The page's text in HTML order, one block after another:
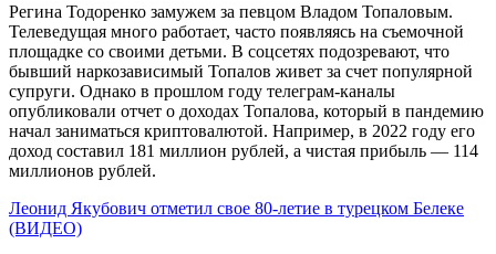
Регина Тодоренко замужем за певцом Владом Топаловым.
Телеведущая много работает, часто появляясь на съемочной
площадке со своими детьми. В соцсетях подозревают, что
бывший наркозависимый Топалов живет за счет популярной
супруги. Однако в прошлом году телеграм-каналы
опубликовали отчет о доходах Топалова, который в пандемию
начал заниматься криптовалютой. Например, в 2022 году его
доход составил 181 миллион рублей, а чистая прибыль — 114
миллионов рублей.
Леонид Якубович отметил свое 80-летие в турецком Белеке
(ВИДЕО)